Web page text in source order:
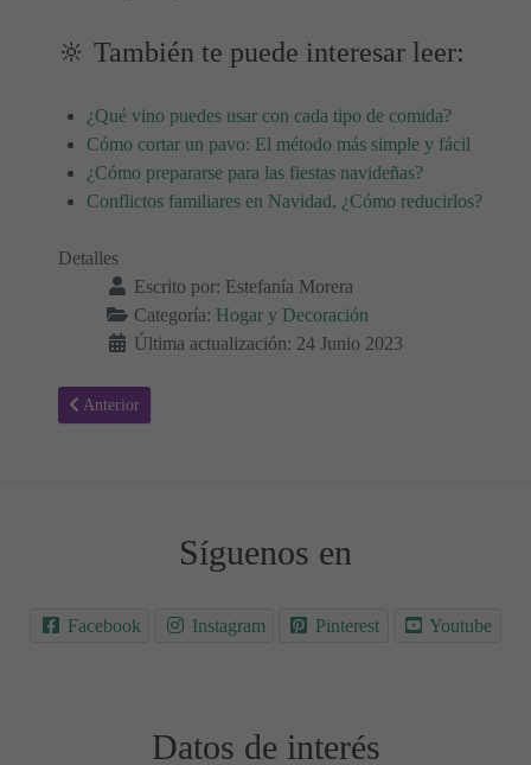
🔆 También te puede interesar leer:
¿Qué vino puedes usar con cada tipo de comida?
Cómo cortar un pavo: El método más simple y fácil
¿Cómo prepararse para las fiestas navideñas?
Conflictos familiares en Navidad, ¿Cómo reducirlos?
Detalles
Escrito por: Estefanía Morera
Categoría: Hogar y Decoración
Última actualización: 24 Junio 2023
Artículo anterior: Consejos para la limpieza de primavera 🌟
Anterior
Síguenos en
Facebook Instagram Pinterest Youtube
Datos de interés